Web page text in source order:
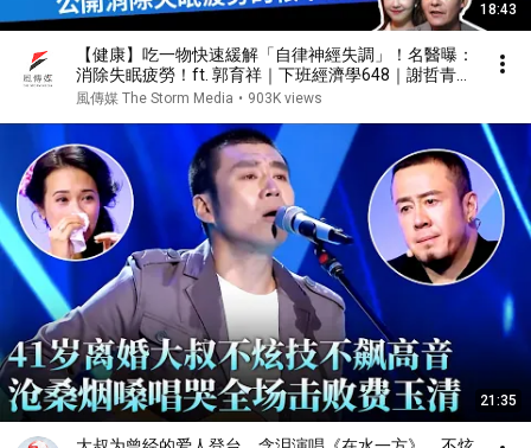
18:43
【健康】吃一物快速緩解「自律神經失調」！名醫曝：
消除失眠疲勞！ft. 郭育祥｜下班經濟學648｜謝哲青、
張珈瑄
風傳媒 The Storm Media • 903K views
21:35